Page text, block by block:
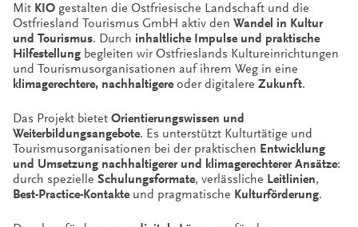
Mit KIO gestalten die Ostfriesische Landschaft und die
Ostfriesland Tourismus GmbH aktiv den Wandel in Kultur
und Tourismus. Durch inhaltliche Impulse und praktische
Hilfestellung begleiten wir Ostfrieslands Kultureinrichtungen
und Tourismusorganisationen auf ihrem Weg in eine
klimagerechtere, nachhaltigereoder digitalere Zukunft.
Das Projekt bietet Orientierungswissen und
Weiterbildungsangebote. Es unterstützt Kulturtätige und
Tourismusorganisationen bei der praktischen Entwicklung
und Umsetzung nachhaltigerer und klimagerechterer Ansätze:
durch spezielle Schulungsformate, verlässliche Leitlinien,
Best-Practice-Kontakteund pragmatische Kulturförderung.